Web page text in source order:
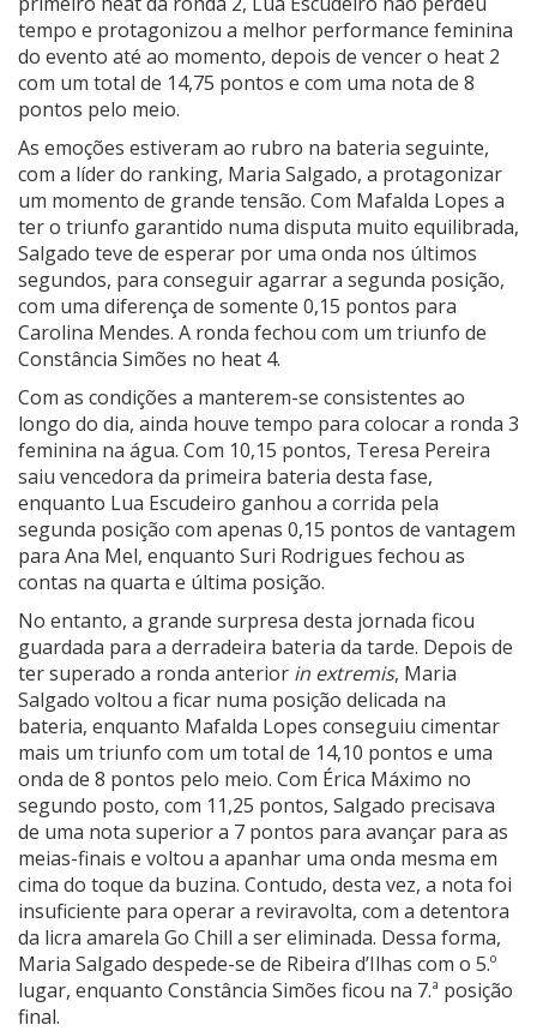
tempo e protagonizou a melhor performance feminina
do evento até ao momento, depois de vencer o heat 2
com um total de 14,75 pontos e com uma nota de 8
pontos pelo meio.
As emoções estiveram ao rubro na bateria seguinte,
com a líder do ranking, Maria Salgado, a protagonizar
um momento de grande tensão. Com Mafalda Lopes a
ter o triunfo garantido numa disputa muito equilibrada,
Salgado teve de esperar por uma onda nos últimos
segundos, para conseguir agarrar a segunda posição,
com uma diferença de somente 0,15 pontos para
Carolina Mendes. A ronda fechou com um triunfo de
Constância Simões no heat 4.
Com as condições a manterem-se consistentes ao
longo do dia, ainda houve tempo para colocar a ronda 3
feminina na água. Com 10,15 pontos, Teresa Pereira
saiu vencedora da primeira bateria desta fase,
enquanto Lua Escudeiro ganhou a corrida pela
segunda posição com apenas 0,15 pontos de vantagem
para Ana Mel, enquanto Suri Rodrigues fechou as
contas na quarta e última posição.
No entanto, a grande surpresa desta jornada ficou
guardada para a derradeira bateria da tarde. Depois de
ter superado a ronda anterior in extremis, Maria
Salgado voltou a ficar numa posição delicada na
bateria, enquanto Mafalda Lopes conseguiu cimentar
mais um triunfo com um total de 14,10 pontos e uma
onda de 8 pontos pelo meio. Com Érica Máximo no
segundo posto, com 11,25 pontos, Salgado precisava
de uma nota superior a 7 pontos para avançar para as
meias-finais e voltou a apanhar uma onda mesma em
cima do toque da buzina. Contudo, desta vez, a nota foi
insuficiente para operar a reviravolta, com a detentora
da licra amarela Go Chill a ser eliminada. Dessa forma,
Maria Salgado despede-se de Ribeira d’Ilhas com o 5.º
lugar, enquanto Constância Simões ficou na 7.ª posição
final.